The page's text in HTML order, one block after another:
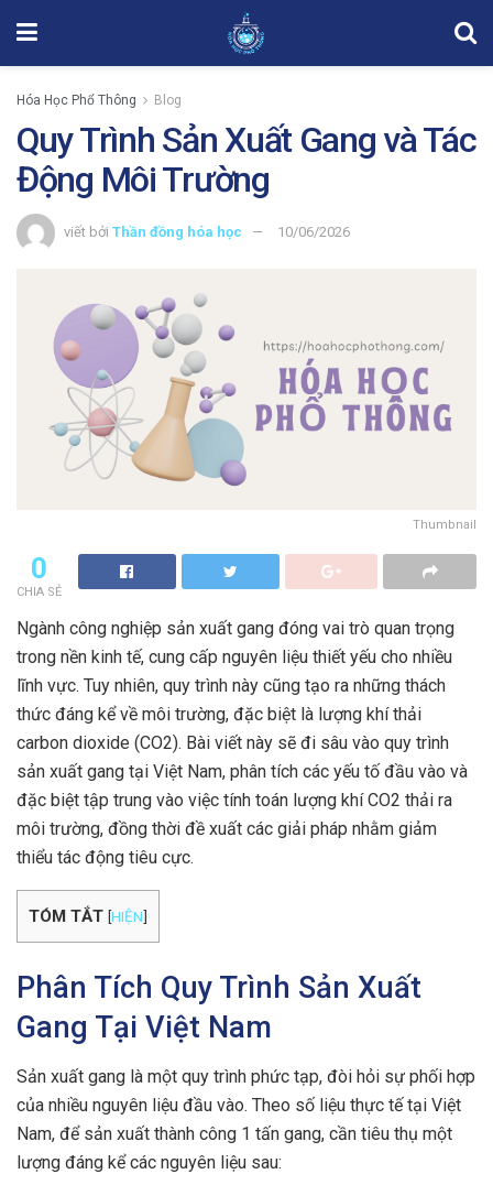
Hóa Học Phổ Thông Blog
Quy Trình Sản Xuất Gang và Tác
Động Môi Trường
viết bởi Thần đồng hóa học 10/06/2026
Thumbnail
0
CHIA SẺ
Ngành công nghiệp sản xuất gang đóng vai trò quan trọng
trong nền kinh tế, cung cấp nguyên liệu thiết yếu cho nhiều
lĩnh vực. Tuy nhiên, quy trình này cũng tạo ra những thách
thức đáng kể về môi trường, đặc biệt là lượng khí thải
carbon dioxide (CO2). Bài viết này sẽ đi sâu vào quy trình
sản xuất gang tại Việt Nam, phân tích các yếu tố đầu vào và
đặc biệt tập trung vào việc tính toán lượng khí CO2 thải ra
môi trường, đồng thời đề xuất các giải pháp nhằm giảm
thiểu tác động tiêu cực.
TÓM TẮT [HIỆN]
Phân Tích Quy Trình Sản Xuất
Gang Tại Việt Nam
Sản xuất gang là một quy trình phức tạp, đòi hỏi sự phối hợp
của nhiều nguyên liệu đầu vào. Theo số liệu thực tế tại Việt
Nam, để sản xuất thành công 1 tấn gang, cần tiêu thụ một
lượng đáng kể các nguyên liệu sau: